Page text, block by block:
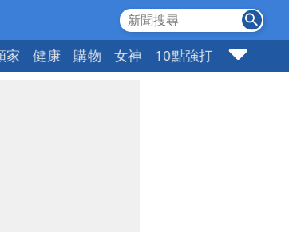
家 健康 購物 女神 10點強打